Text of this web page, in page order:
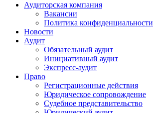
Аудиторская компания
Вакансии
Политика конфиденциальности
Новости
Аудит
Обязательный аудит
Инициативный аудит
Экспресс-аудит
Право
Регистрационные действия
Юридическое сопровождение
Судебное представительство